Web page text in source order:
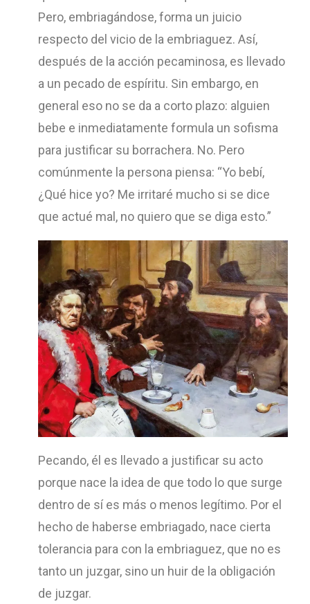
Pero, embriagándose, forma un juicio
respecto del vicio de la embriaguez. Así,
después de la acción pecaminosa, es llevado
a un pecado de espíritu. Sin embargo, en
general eso no se da a corto plazo: alguien
bebe e inmediatamente formula un sofisma
para justificar su borrachera. No. Pero
comúnmente la persona piensa: “Yo bebí,
¿Qué hice yo? Me irritaré mucho si se dice
que actué mal, no quiero que se diga esto.”
Pecando, él es llevado a justificar su acto
porque nace la idea de que todo lo que surge
dentro de sí es más o menos legítimo. Por el
hecho de haberse embriagado, nace cierta
tolerancia para con la embriaguez, que no es
tanto un juzgar, sino un huir de la obligación
de juzgar.